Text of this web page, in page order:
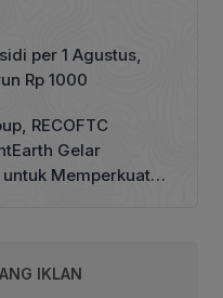
per 1 Agustus,
Rp 1000
RECOFTC
Gelar
Memperkuat
IKLAN